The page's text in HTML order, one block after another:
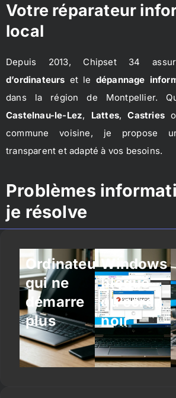
Votre réparateur
local
Depuis 2013, Chipset 34
d’ordinateurs et le dépannage
dans la région de Montpellier.
Castelnau-le-Lez, Lattes,Castries
commune voisine, je propose
transparent et adapté à vos besoins.
Problèmes
je résolve
Ordinateur
qui ne
démarre
plus
Windows
bloqué
ou écran
noir